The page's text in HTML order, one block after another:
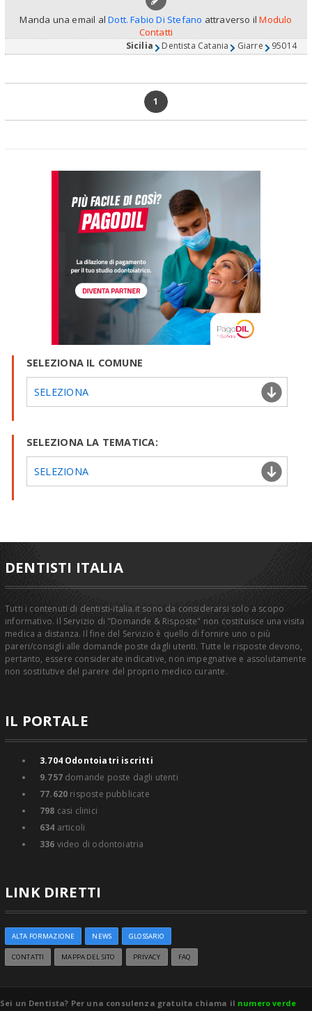
Manda una email alDott. Fabio Di Stefano attraverso ilModulo
Contatti
Sicilia Dentista Catania Giarre 95014
1
SELEZIONA IL COMUNE
SELEZIONA
SELEZIONA LA TEMATICA:
SELEZIONA
DENTISTI ITALIA
Tutti i contenuti di dentisti-italia.it sono da considerarsi solo a scopo
informativo. Il Servizio di "Domande & Risposte" non costituisce una visita
medica a distanza. Il fine del Servizio è quello di fornire uno o più
pareri/consigli alle domande poste dagli utenti. Tutte le risposte devono,
pertanto, essere considerate indicative, non impegnative e assolutamente
non sostitutive del parere del proprio medico curante.
IL PORTALE
3.704Odontoiatri iscritti
9.757domande poste dagli utenti
77.620 risposte pubblicate
798 casi clinici
634 articoli
336 video di odontoiatria
LINK DIRETTI
ALTA FORMAZIONE NEWS GLOSSARIO
CONTATTI MAPPA DEL SITO PRIVACY FAQ
Sei un Dentista? Per una consulenza gratuita chiama il numero verde